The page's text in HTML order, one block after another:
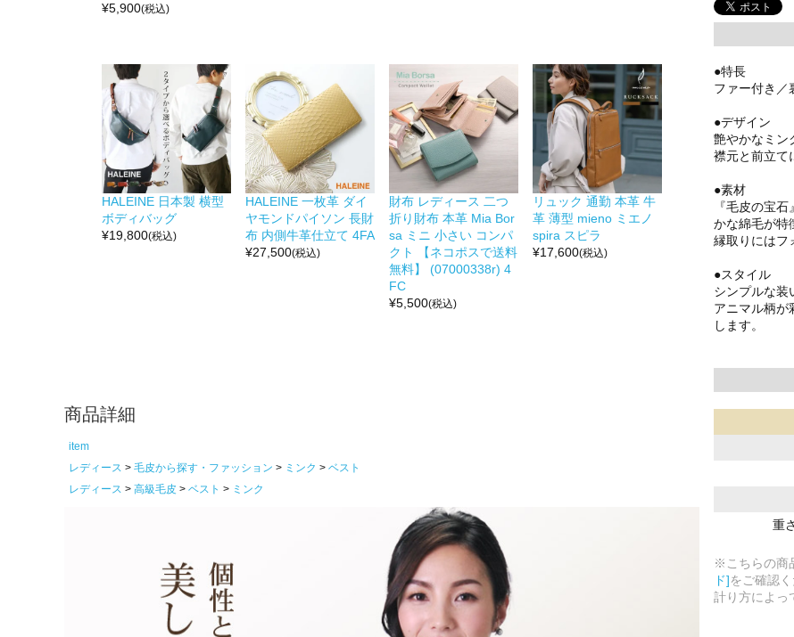
¥5,900(税込)
HALEINE 日本製 横型
ボディバッグ
¥19,800(税込)
HALEINE 一枚革 ダイ
ヤモンドパイソン 長財
布 内側牛革仕立て 4FA
¥27,500(税込)
財布 レディース 二つ
折り財布 本革 Mia Bor
sa ミニ 小さい コンパ
クト 【ネコポスで送料
無料】 (07000338r) 4
FC
¥5,500(税込)
リュック 通勤 本革 牛
革 薄型 mieno ミエノ
spira スピラ
¥17,600(税込)
商品詳細
item
レディース
毛皮から探す・ファッション ミンク
ベスト
レディース
高級毛皮 ベスト ミンク
●特長
ファー付き／
●デザイン
艶やかなミン
襟元と前立て
●素材
『毛皮の宝
かな綿毛が特
縁取りにはフ
●スタイル
シンプルな装
アニマル柄が
します。
重さ
※こちらの商
ド]をご確認く
計り方によっ